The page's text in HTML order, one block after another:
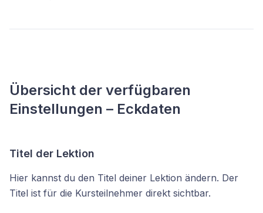
Übersicht der verfügbaren
Einstellungen – Eckdaten
Titel der Lektion
Hier kannst du den Titel deiner Lektion ändern. Der
Titel ist für die Kursteilnehmer direkt sichtbar.